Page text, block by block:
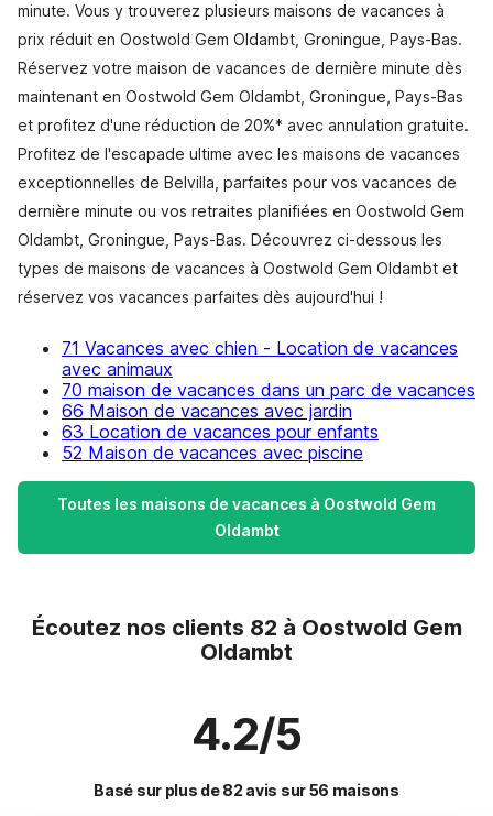
minute. Vous y trouverez plusieurs maisons de vacances à
prix réduit en Oostwold Gem Oldambt, Groningue, Pays-Bas.
Réservez votre maison de vacances de dernière minute dès
maintenant en Oostwold Gem Oldambt, Groningue, Pays-Bas
et profitez d'une réduction de 20%* avec annulation gratuite.
Profitez de l'escapade ultime avec les maisons de vacances
exceptionnelles de Belvilla, parfaites pour vos vacances de
dernière minute ou vos retraites planifiées en Oostwold Gem
Oldambt, Groningue, Pays-Bas. Découvrez ci-dessous les
types de maisons de vacances à Oostwold Gem Oldambt et
réservez vos vacances parfaites dès aujourd'hui !
71 Vacances avec chien - Location de vacances
avec animaux
70 maison de vacances dans un parc de vacances
66 Maison de vacances avec jardin
63 Location de vacances pour enfants
52 Maison de vacances avec piscine
Toutes les maisons de vacances à Oostwold Gem
Oldambt
Écoutez nos clients 82 à Oostwold Gem
Oldambt
4.2/5
Basé sur plus de 82 avis sur 56 maisons